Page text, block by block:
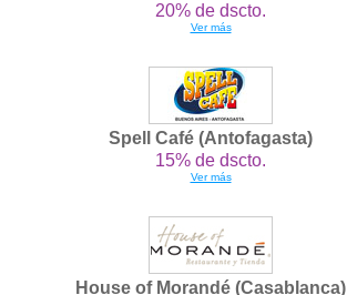
20% de dscto.
Ver más
Spell Café (Antofagasta)
15% de dscto.
Ver más
House of Morandé (Casablanca)